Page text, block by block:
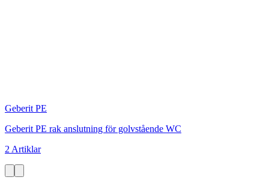
Geberit PE
Geberit PE rak anslutning för golvstående WC
2 Artiklar